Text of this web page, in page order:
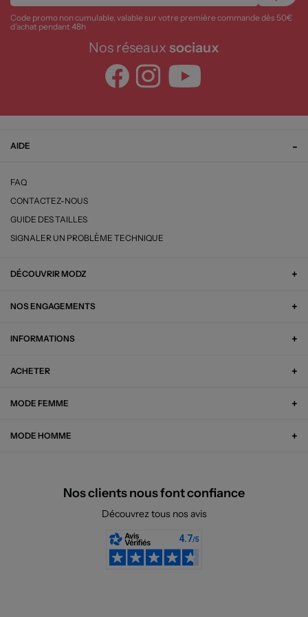
Code promo non cumulable, valable sur votre première commande dès 50€
d’achat pendant 48h
Nos réseaux sociaux
AIDE
FAQ
CONTACTEZ-NOUS
GUIDE DES TAILLES
SIGNALER UN PROBLÈME TECHNIQUE
DÉCOUVRIR MODZ
NOS ENGAGEMENTS
INFORMATIONS
ACHETER
MODE FEMME
MODE HOMME
Nos clients nous font confiance
Découvrez tous nos avis